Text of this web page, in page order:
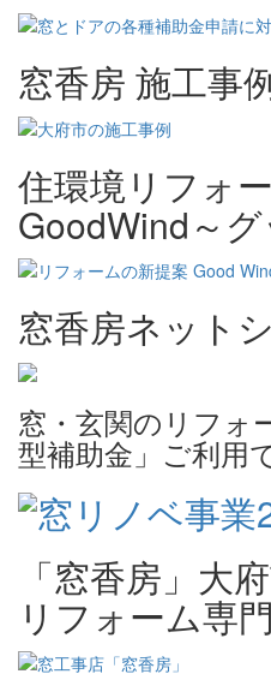
窓香房 施工事
住環境リフォ
GoodWind～
窓香房ネット
窓・玄関のリフォ
型補助金」ご利用
「窓香房」大
リフォーム専